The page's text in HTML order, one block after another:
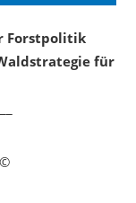
Forstpolitik
für